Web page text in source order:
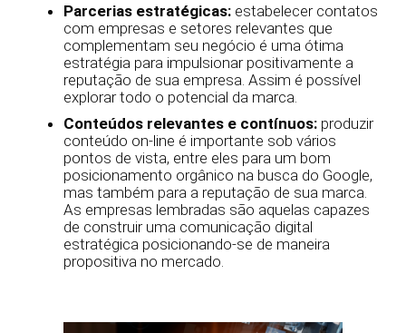
Parcerias estratégicas: estabelecer contatos
com empresas e setores relevantes que
complementam seu negócio é uma ótima
estratégia para impulsionar positivamente a
reputação de sua empresa. Assim é possível
explorar todo o potencial da marca.
Conteúdos relevantes e contínuos: produzir
conteúdo on-line é importante sob vários
pontos de vista, entre eles para um bom
posicionamento orgânico na busca do Google,
mas também para a reputação de sua marca.
As empresas lembradas são aquelas capazes
de construir uma comunicação digital
estratégica posicionando-se de maneira
propositiva no mercado.